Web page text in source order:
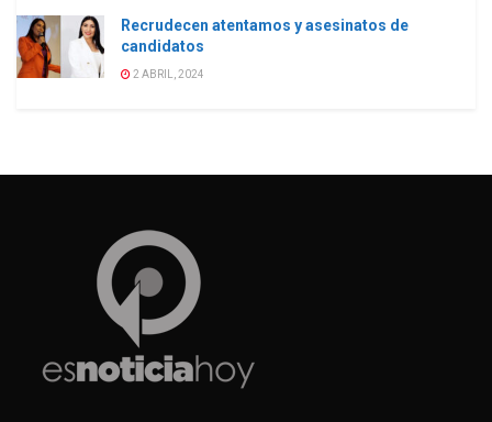
Recrudecen atentamos y asesinatos de
candidatos
2 ABRIL, 2024